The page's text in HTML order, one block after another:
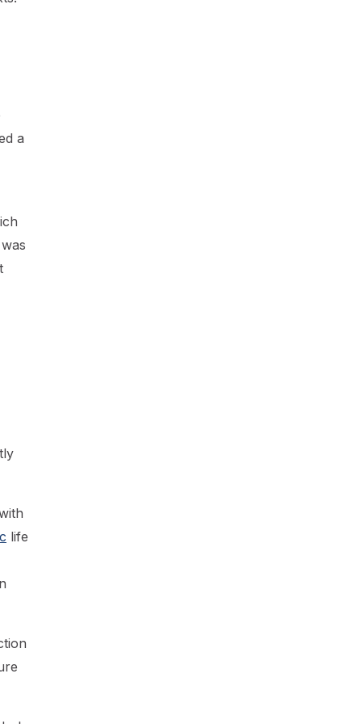
a
life